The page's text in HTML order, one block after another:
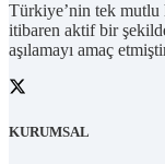
Türkiye’nin tek mutlu
itibaren aktif bir
aşılamayı amaç
KURUMSAL